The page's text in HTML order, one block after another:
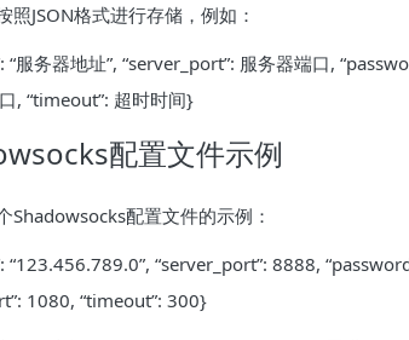
照JSON格式进行存储，例如：
“服务器地址”, “server_port”: 服务器端口,
, “timeout”: 超时时间}
配置文件示例
Shadowsocks配置文件的示例：
“123.456.789.0”, “server_port”: 8888,
1080, “timeout”: 300}